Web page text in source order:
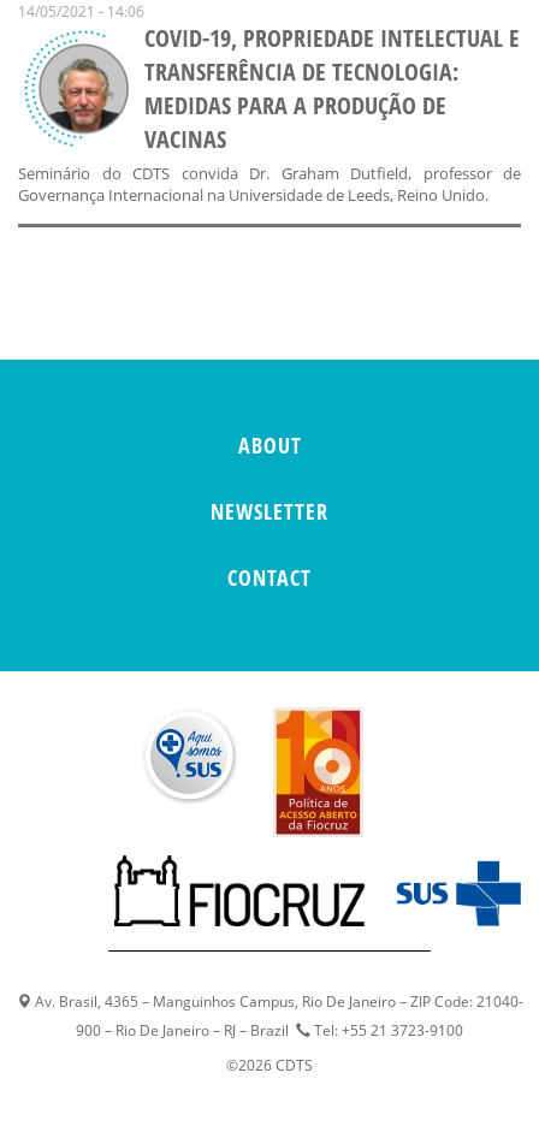
14/05/2021 - 14:06
COVID-19, PROPRIEDADE INTELECTUAL E
TRANSFERÊNCIA DE TECNOLOGIA:
MEDIDAS PARA A PRODUÇÃO DE
VACINAS
Seminário do CDTS convida Dr. Graham Dutfield, professor de
Governança Internacional na Universidade de Leeds, Reino Unido.
ABOUT
NEWSLETTER
CONTACT
Av. Brasil, 4365 – Manguinhos Campus, Rio De Janeiro – ZIP Code: 21040-
900 – Rio De Janeiro – RJ – Brazil
Tel: +55 21 3723-9100
©2026 CDTS